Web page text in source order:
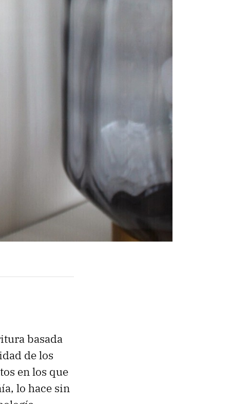
basada
de los
en los que
lo hace sin